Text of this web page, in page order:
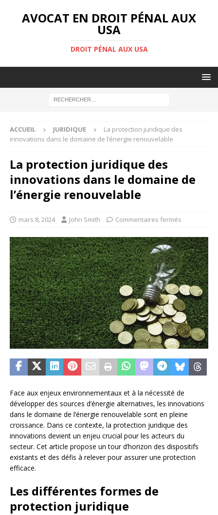
AVOCAT EN DROIT PÉNAL AUX
USA
DROIT PÉNAL AUX USA
ACCUEIL JURIDIQUE
La protection juridique des
innovations dans le domaine de l’énergie renouvelable
La protection juridique des
innovations dans le domaine de
l’énergie renouvelable
mars 8, 2024 John Smith Commentaires fermés
Face aux enjeux environnementaux et à la nécessité de
développer des sources d’énergie alternatives, les innovations
dans le domaine de l’énergie renouvelable sont en pleine
croissance. Dans ce contexte, la protection juridique des
innovations devient un enjeu crucial pour les acteurs du
secteur. Cet article propose un tour d’horizon des dispositifs
existants et des défis à relever pour assurer une protection
efficace.
Les différentes formes de
protection juridique